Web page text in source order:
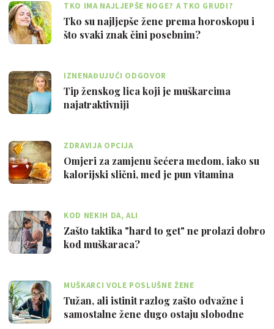
TKO IMA NAJLJEPŠE NOGE? A TKO GRUDI?
Tko su najljepše žene prema horoskopu i
što svaki znak čini posebnim?
IZNENAĐUJUĆI ODGOVOR
Tip ženskog lica koji je muškarcima
najatraktivniji
ZDRAVIJA OPCIJA
Omjeri za zamjenu šećera medom, iako su
kalorijski slični, med je pun vitamina
KOD NEKIH DA, ALI
Zašto taktika "hard to get" ne prolazi dobro
kod muškaraca?
MUŠKARCI VOLE POSLUŠNE ŽENE
Tužan, ali istinit razlog zašto odvažne i
samostalne žene dugo ostaju slobodne